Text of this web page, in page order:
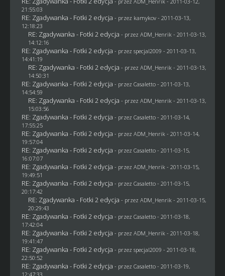
21:55:03
RE: Zgadywanka - Fotki 2 edycja - przez kamykov- 2011-03-13,
12:18:23
RE: Zgadywanka - Fotki 2 edycja - przez ADM_Henrik - 2011-03-13,
14:12:16
RE: Zgadywanka - Fotki 2 edycja - przez specjal2009 - 2011-03-13,
14:41:19
RE: Zgadywanka - Fotki 2 edycja - przez ADM_Henrik - 2011-03-13,
14:50:31
RE: Zgadywanka - Fotki 2 edycja - przez Casaletto- 2011-03-13,
14:54:59
RE: Zgadywanka - Fotki 2 edycja - przez ADM_Henrik - 2011-03-13,
15:03:56
RE: Zgadywanka - Fotki 2 edycja - przez Casaletto- 2011-03-14,
17:55:25
RE: Zgadywanka - Fotki 2 edycja - przez ADM_Henrik - 2011-03-14,
19:57:04
RE: Zgadywanka - Fotki 2 edycja - przez Casaletto- 2011-03-15,
16:07:07
RE: Zgadywanka - Fotki 2 edycja - przez ADM_Henrik - 2011-03-15,
19:49:51
RE: Zgadywanka - Fotki 2 edycja - przez Casaletto- 2011-03-15,
20:17:42
RE: Zgadywanka - Fotki 2 edycja - przez ADM_Henrik - 2011-03-15,
20:29:43
RE: Zgadywanka - Fotki 2 edycja - przez Casaletto- 2011-03-18,
17:42:04
RE: Zgadywanka - Fotki 2 edycja - przez ADM_Henrik - 2011-03-18,
19:41:47
RE: Zgadywanka - Fotki 2 edycja - przez specjal2009 - 2011-03-18,
22:50:52
RE: Zgadywanka - Fotki 2 edycja - przez Casaletto- 2011-03-19,
12:47:33